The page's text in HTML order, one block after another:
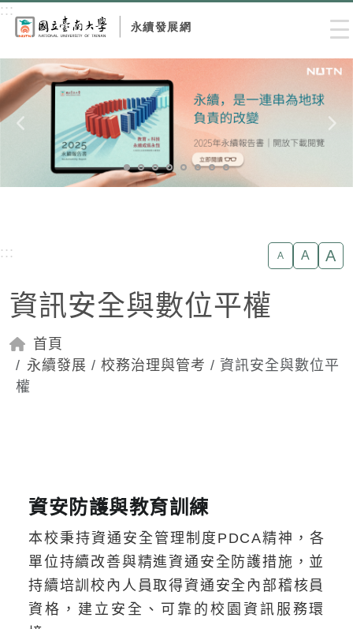
跳到主要內容區塊
:::
::: A A A
資訊安全與數位平權
首頁
永續發展 / 校務治理與管考 / 資訊安全與數位平
權
資安防護與教育訓練
本校秉持資通安全管理制度PDCA精神，各
單位持續改善與精進資通安全防護措施，並
持續培訓校內人員取得資通安全內部稽核員
資格，建立安全、可靠的校園資訊服務環